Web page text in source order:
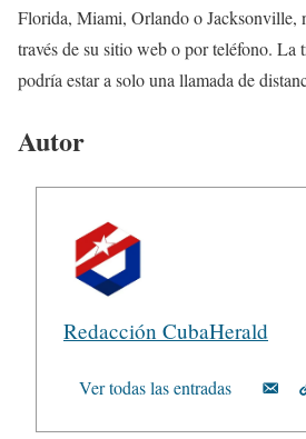
Florida, Miami, Orlando o Jacksonville,
través de su sitio web o por teléfono. La
podría estar a solo una llamada de
Autor
Redacción CubaHerald
Ver todas las entradas